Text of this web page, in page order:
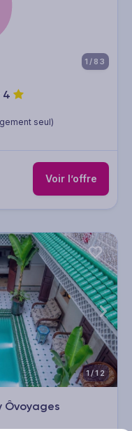
1/83
4
seul)
Voir l’offre
1/12
Ôvoyages